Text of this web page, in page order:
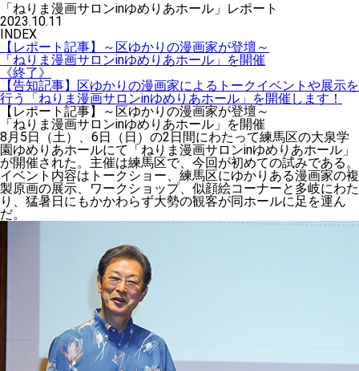
「ねりま漫画サロンinゆめりあホール」レポート
2023.10.11
INDEX
【レポート記事】～区ゆかりの漫画家が登壇～
「ねりま漫画サロンinゆめりあホール」を開催
《終了》
【告知記事】区ゆかりの漫画家によるトークイベントや展示を
行う「ねりま漫画サロンinゆめりあホール」を開催します！
【レポート記事】～区ゆかりの漫画家が登壇～
「ねりま漫画サロンinゆめりあホール」を開催
8月5日（土）、6日（日）の2日間にわたって練馬区の大泉学
園ゆめりあホールにて「ねりま漫画サロンinゆめりあホール」
が開催された。主催は練馬区で、今回が初めての試みである。
イベント内容はトークショー、練馬区にゆかりある漫画家の複
製原画の展示、ワークショップ、似顔絵コーナーと多岐にわた
り、猛暑日にもかかわらず大勢の観客が同ホールに足を運ん
だ。